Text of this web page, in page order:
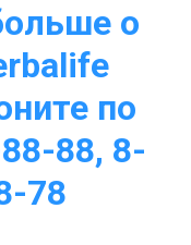
о
по
88, 8-
78